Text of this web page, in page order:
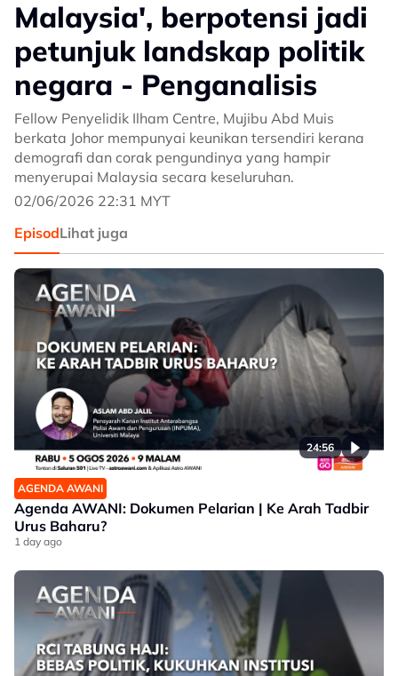
Malaysia', berpotensi jadi
petunjuk landskap politik
negara - Penganalisis
Fellow Penyelidik Ilham Centre, Mujibu Abd Muis
berkata Johor mempunyai keunikan tersendiri kerana
demografi dan corak pengundinya yang hampir
menyerupai Malaysia secara keseluruhan.
02/06/2026 22:31 MYT
EpisodLihat juga
24:56
AGENDA AWANI
Agenda AWANI: Dokumen Pelarian | Ke Arah Tadbir
Urus Baharu?
1 day ago